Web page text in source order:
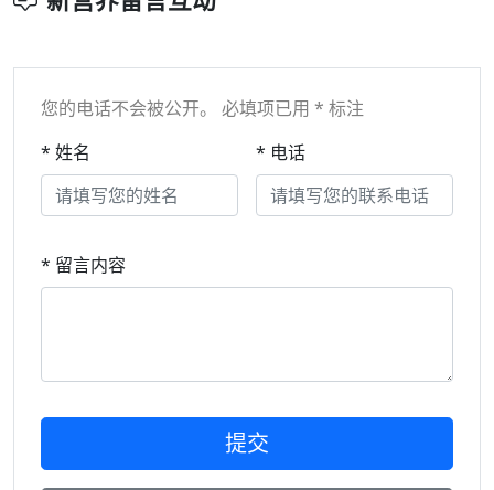
您的电话不会被公开。 必填项已用 * 标注
* 姓名
* 电话
* 留言内容